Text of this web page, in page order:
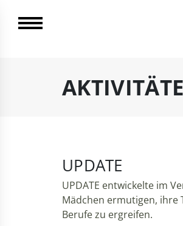
UPDATE
UPDATE entwickelte im
Mädchen ermutigen,
Berufe zu ergreifen.